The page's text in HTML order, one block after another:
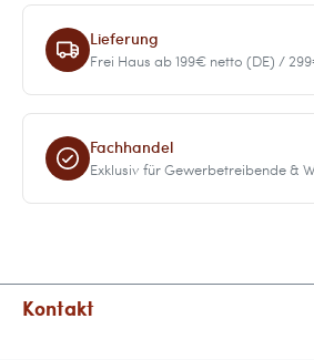
Lieferung
Frei Haus ab 199€ netto (DE) /
Fachhandel
Exklusiv für Gewerbetreibende &
Kontakt